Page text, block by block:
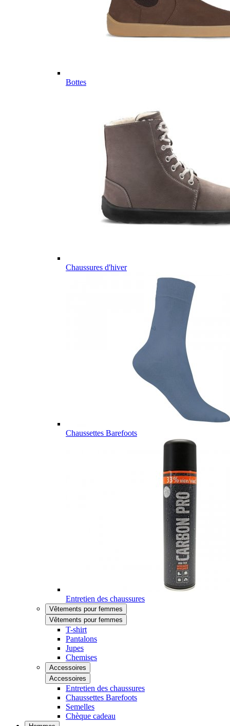
Bottes
Chaussures d'hiver
Chaussettes Barefoots
Entretien des chaussures
Vêtements pour femmes
Vêtements pour femmes
T-shirt
Pantalons
Jupes
Chemises
Accessoires
Accessoires
Entretien des chaussures
Chaussettes Barefoots
Semelles
Chèque cadeau